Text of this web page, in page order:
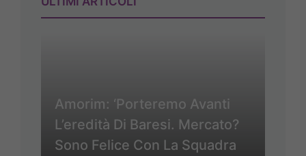
Amorim: ‘Porteremo Avanti
L’eredità Di Baresi. Mercato?
Sono Felice Con La Squadra